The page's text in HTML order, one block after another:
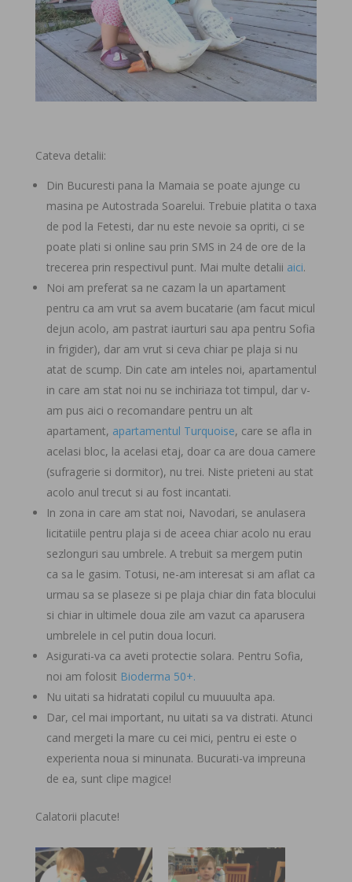
Cateva detalii:
Din Bucuresti pana la Mamaia se poate ajunge cu
masina pe Autostrada Soarelui. Trebuie platita o taxa
de pod la Fetesti, dar nu este nevoie sa opriti, ci se
poate plati si online sau prin SMS in 24 de ore de la
trecerea prin respectivul punt. Mai multe detalii aici.
Noi am preferat sa ne cazam la un apartament
pentru ca am vrut sa avem bucatarie (am facut micul
dejun acolo, am pastrat iaurturi sau apa pentru Sofia
in frigider), dar am vrut si ceva chiar pe plaja si nu
atat de scump. Din cate am inteles noi, apartamentul
in care am stat noi nu se inchiriaza tot timpul, dar v-
am pus aici o recomandare pentru un alt
apartament, apartamentul Turquoise, care se afla in
acelasi bloc, la acelasi etaj, doar ca are doua camere
(sufragerie si dormitor), nu trei. Niste prieteni au stat
acolo anul trecut si au fost incantati.
In zona in care am stat noi, Navodari, se anulasera
licitatiile pentru plaja si de aceea chiar acolo nu erau
sezlonguri sau umbrele. A trebuit sa mergem putin
ca sa le gasim. Totusi, ne-am interesat si am aflat ca
urmau sa se plaseze si pe plaja chiar din fata blocului
si chiar in ultimele doua zile am vazut ca aparusera
umbrelele in cel putin doua locuri.
Asigurati-va ca aveti protectie solara. Pentru Sofia,
noi am folosit Bioderma 50+.
Nu uitati sa hidratati copilul cu muuuulta apa.
Dar, cel mai important, nu uitati sa va distrati. Atunci
cand mergeti la mare cu cei mici, pentru ei este o
experienta noua si minunata. Bucurati-va impreuna
de ea, sunt clipe magice!
Calatorii placute!